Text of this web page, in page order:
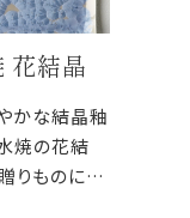
花結晶
かな結晶釉
焼の花結
りものにど